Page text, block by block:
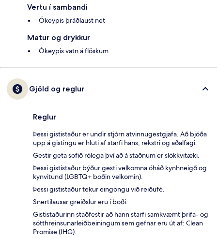
Vertu í sambandi
Ókeypis þráðlaust net
Matur og drykkur
Ókeypis vatn á flöskum
Gjöld og reglur
Reglur
Þessi gististaður er undir stjórn atvinnugestgjafa. Að bjóða
upp á gistingu er hluti af starfi hans, rekstri og aðalfagi.
Gestir geta sofið rólega því að á staðnum er slökkvitæki.
Þessi gististaður býður gesti velkomna óháð kynhneigð og
kynvitund (LGBTQ+ boðin velkomin).
Þessi gististaður tekur eingöngu við reiðufé.
Snertilausar greiðslur eru í boði.
Gististaðurinn staðfestir að hann starfi samkvæmt þrifa- og
sótthreinsunarleiðbeiningum sem gefnar eru út af: Clean
Promise (IHG).